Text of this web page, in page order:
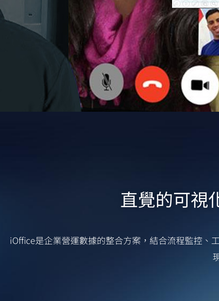
直覺的可視
iOffice是企業營運數據的整合方案，結合流程監控、